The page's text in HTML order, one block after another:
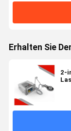
Erhalten Sie
2-